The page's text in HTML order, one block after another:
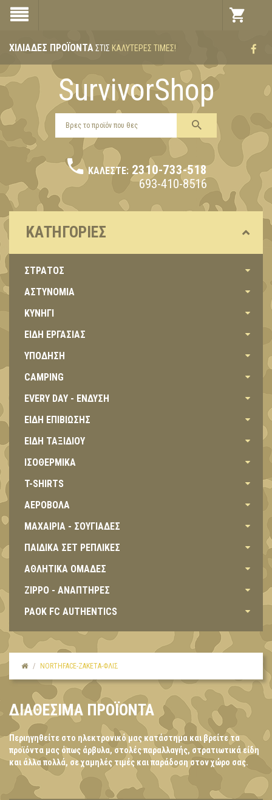
ΧΙΛΙΆΔΕΣ ΠΡΟΪΌΝΤΑΣΤΙΣ ΚΑΛΎΤΕΡΕΣ ΤΙΜΈΣ!
SurvivorShop
ΚΑΛΈΣΤΕ: 2310-733-518
693-410-8516
ΚΑΤΗΓΟΡΊΕΣ
ΣΤΡΑΤΟΣ
ΑΣΤΥΝΟΜΙΑ
ΚΥΝΗΓΙ
ΕΙΔΗ ΕΡΓΑΣΙΑΣ
ΥΠΟΔΗΣΗ
CAMPING
EVERY DAY - ΕΝΔΥΣΗ
ΕΙΔΗ ΕΠΙΒΙΩΣΗΣ
ΕΙΔΗ ΤΑΞΙΔΙΟΥ
ΙΣΟΘΕΡΜΙΚΑ
T-SHIRTS
ΑΕΡΟΒΟΛΑ
ΜΑΧΑΙΡΙΑ - ΣΟΥΓΙΑΔΕΣ
ΠΑΙΔΙΚΑ ΣΕΤ ΡΕΠΛΙΚΕΣ
ΑΘΛΗΤΙΚΑ ΟΜΑΔΕΣ
ZIPPO - ΑΝΑΠΤΗΡΕΣ
PAOK FC AUTHENTICS
NORTHFACE-ΖΑΚΈΤΑ-ΦΛΙΣ
ΔΙΑΘΈΣΙΜΑ ΠΡΟΪΌΝΤΑ
Περιηγηθείτε στο ηλεκτρονικό μας κατάστημα και βρείτε τα
προϊόντα μας όπως άρβυλα, στολές παραλλαγής, στρατιωτικά είδη
και άλλα πολλά, σε χαμηλές τιμές και παράδοση στον χώρο σας.